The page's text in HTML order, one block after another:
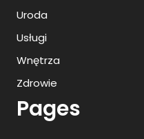
Uroda
Usługi
Wnętrza
Zdrowie
Pages